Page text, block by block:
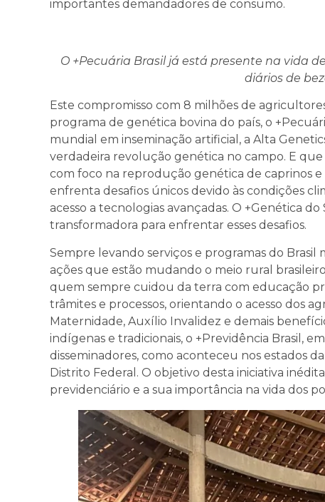
importantes demandadores de consumo.
O +Pecuária Brasil já está presente na vida
diários de
Este compromisso com 8 milhões de
programa de genética bovina do país, o
mundial em inseminação artificial, a Alta
verdadeira revolução genética no campo. E
com foco na reprodução genética de caprinos e
enfrenta desafios únicos devido às condições
acesso a tecnologias avançadas. O +Genética
transformadora para enfrentar esses desafios.
Sempre levando serviços e programas do Brasil
ações que estão mudando o meio rural
quem sempre cuidou da terra com educação
trâmites e processos, orientando o acesso dos
Maternidade, Auxílio Invalidez e demais
indígenas e tradicionais, o +Previdência Brasil,
disseminadores, como aconteceu nos estados
Distrito Federal. O objetivo desta iniciativa
previdenciário e a sua importância na vida dos